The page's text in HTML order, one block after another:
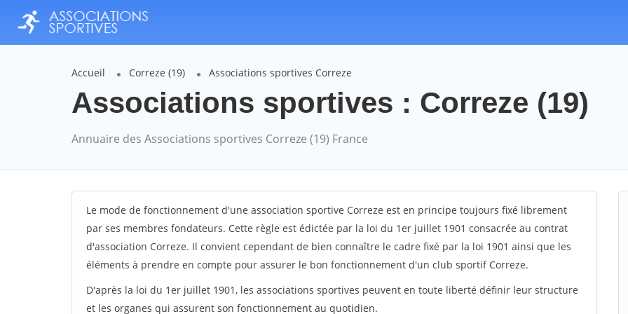
Accueil Correze (19) Associations sportives Correze
Associations sportives : Correze (19)
Annuaire des Associations sportives Correze (19) France
Le mode de fonctionnement d'une association sportive Correze est en principe toujours fixé librement
par ses membres fondateurs. Cette règle est édictée par la loi du 1er juillet 1901 consacrée au contrat
d'association Correze. Il convient cependant de bien connaître le cadre fixé par la loi 1901 ainsi que les
éléments à prendre en compte pour assurer le bon fonctionnement d'un club sportif Correze.
D'après la loi du 1er juillet 1901, les associations sportives peuvent en toute liberté définir leur structure
et les organes qui assurent son fonctionnement au quotidien.